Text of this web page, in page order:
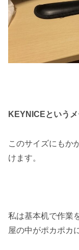
KEYNICEという
このサイズにもか
けます。
私は基本机で作業
屋の中がポカポカ